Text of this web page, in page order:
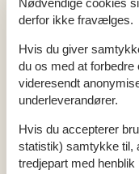
Udlejning af
Nødvendige cookies
derfor ikke fravælges.
Hvis du giver
du os med at forbedre
videresendt
underleverandører.
Hvis du accepterer
statistik) samtykke til,
tredjepart med